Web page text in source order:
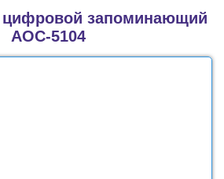
запоминающий
АОС-5104